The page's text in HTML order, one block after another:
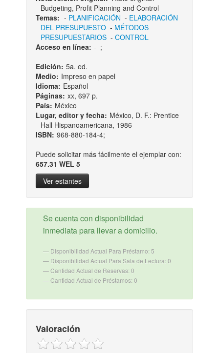
Budgeting, Profit Planning and Control
Temas: - PLANIFICACIÓN - ELABORACIÓN
DEL PRESUPUESTO- MÉTODOS
PRESUPUESTARIOS- CONTROL
Acceso en línea: - ;
Edición: 5a. ed.
Medio: Impreso en papel
Idioma: Español
Páginas: xx, 697 p.
País: México
Lugar, editor y fecha: México, D. F.: Prentice
Hall Hispanoamericana, 1986
ISBN: 968-880-184-4;
Puede solicitar más fácilmente el ejemplar con:
657.31 WEL 5
Ver estantes
Se cuenta con disponibilidad
inmediata para llevar a domicilio.
Disponibilidad Actual Para Préstamo: 5
Disponibilidad Actual Para Sala de Lectura: 0
Cantidad Actual de Reservas: 0
Cantidad Actual de Préstamos: 0
Valoración